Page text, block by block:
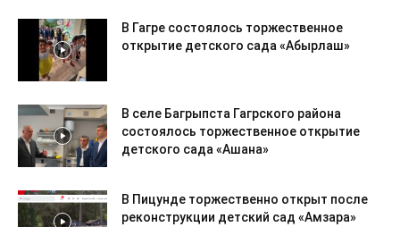
В Гагре состоялось торжественное
открытие детского сада «Абырлаш»
В селе Багрыпста Гагрского района
состоялось торжественное открытие
детского сада «Ашана»
В Пицунде торжественно открыт после
реконструкции детский сад «Амзара»